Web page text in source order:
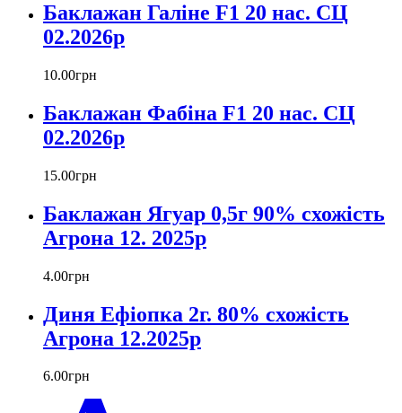
Баклажан Галіне F1 20 нас. СЦ
02.2026р
10.00грн
Баклажан Фабіна F1 20 нас. СЦ
02.2026р
15.00грн
Баклажан Ягуар 0,5г 90% схожість
Агрона 12. 2025р
4.00грн
Диня Ефіопка 2г. 80% схожість
Агрона 12.2025р
6.00грн